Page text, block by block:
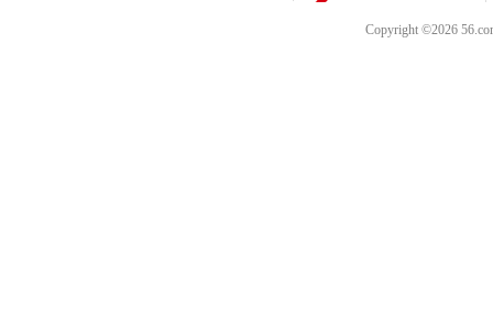
Copyright ©2026